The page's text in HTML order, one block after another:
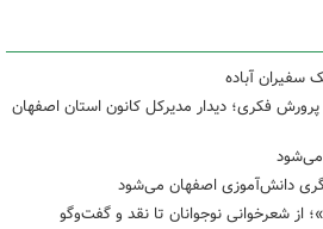
سفیران آباده
پرورش فکری؛ دیدار مدیرکل کانون استان اصفهان
می‌شود
دانش‌آموزی اصفهان می‌شود
شعرخوانی نوجوانان تا نقد و گفت‌وگو